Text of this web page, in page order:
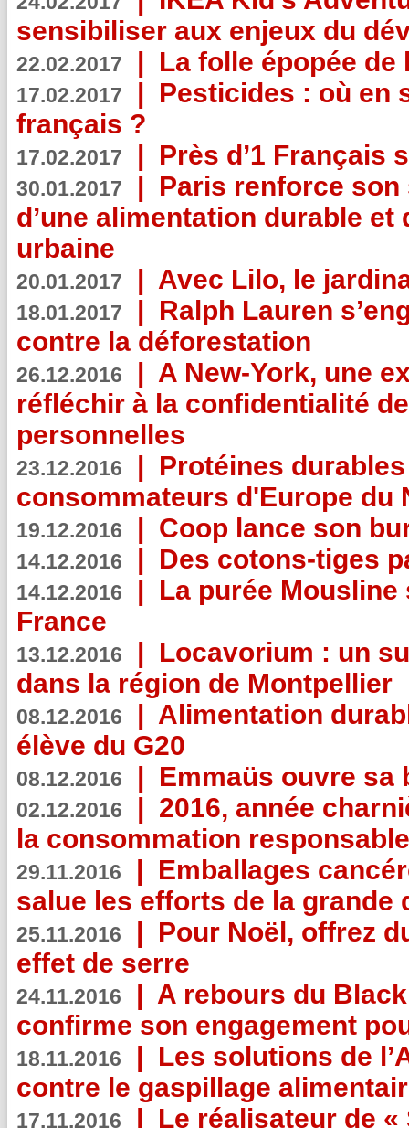
sensibiliser aux enjeux du
22.02.2017 | La folle épopée de
17.02.2017 | Pesticides : où en
français ?
17.02.2017 | Près d’1 Français
30.01.2017 | Paris renforce
d’une alimentation durable et
urbaine
20.01.2017 | Avec Lilo, le
18.01.2017 | Ralph Lauren
contre la déforestation
26.12.2016 | A New-York, une
réfléchir à la confidentialité
personnelles
23.12.2016 | Protéines
consommateurs d'Europe du
19.12.2016 | Coop lance son
14.12.2016 | Des cotons-tiges
14.12.2016 | La purée
France
13.12.2016 | Locavorium : un
dans la région de Montpellier
08.12.2016 | Alimentation
élève du G20
08.12.2016 | Emmaüs ouvre sa
02.12.2016 | 2016, année
la consommation
29.11.2016 | Emballages
salue les efforts de la grande
25.11.2016 | Pour Noël, offrez
effet de serre
24.11.2016 | A rebours du
confirme son engagement
18.11.2016 | Les solutions de
contre le gaspillage
17.11.2016 | Le réalisateur de «